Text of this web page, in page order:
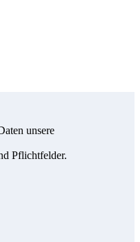
unsere
Pflichtfelder.